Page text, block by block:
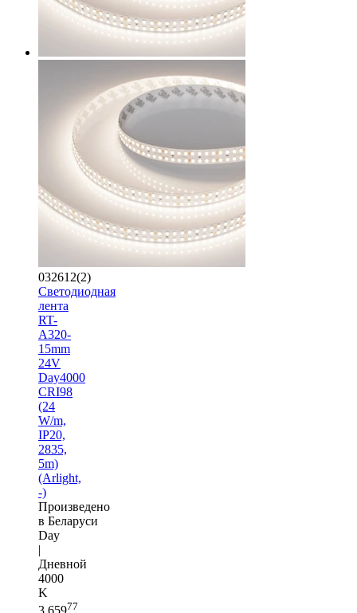
032612(2)
Светодиодная
лента
RT-
A320-
15mm
24V
Day4000
CRI98
(24
W/m,
IP20,
2835,
5m)
(Arlight,
-)
Произведено
в Беларуси
Day
|
Дневной
4000
K
77